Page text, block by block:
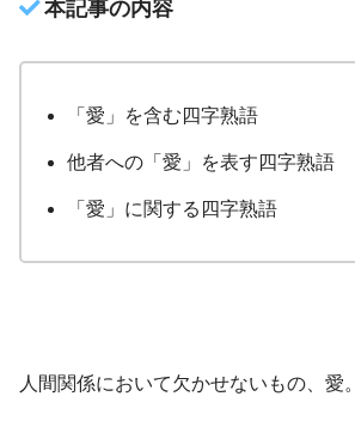
本記事の内容
「愛」を含む四字熟語
他者への「愛」を表す四字熟語
「愛」に関する四字熟語
人間関係において欠かせないもの、愛。